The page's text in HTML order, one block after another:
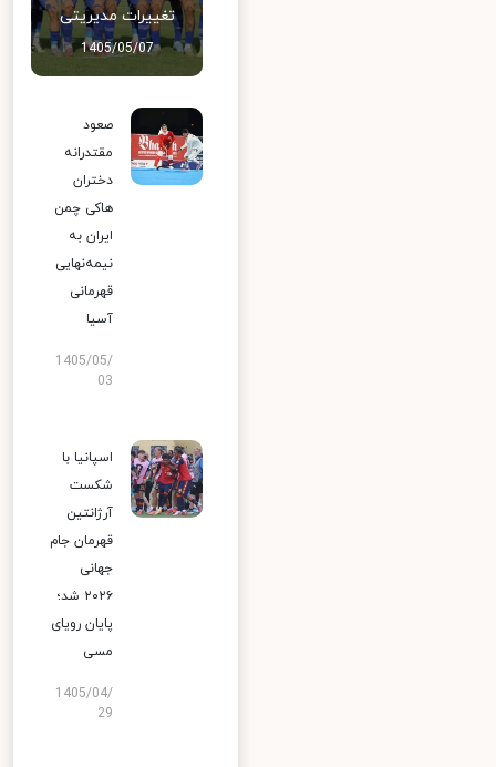
تغییرات مدیریتی
1405/05/07
صعود
مقتدرانه
دختران
هاکی چمن
ایران به
نیمه‌نهایی
قهرمانی
آسیا
1405/05/
03
اسپانیا با
شکست
آرژانتین
قهرمان جام
جهانی
۲۰۲۶ شد؛
پایان رویای
مسی
1405/04/
29